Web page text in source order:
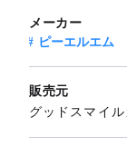
メーカー
ピーエルエム
販売元
グッドスマイ